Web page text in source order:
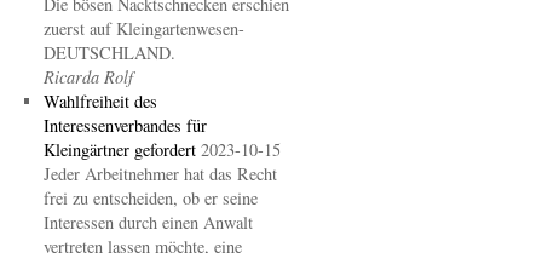
zuerst auf Kleingartenwesen-
DEUTSCHLAND.
Ricarda Rolf
Wahlfreiheit des
Interessenverbandes für
Kleingärtner gefordert 2023-10-15
Jeder Arbeitnehmer hat das Recht
frei zu entscheiden, ob er seine
Interessen durch einen Anwalt
vertreten lassen möchte, eine